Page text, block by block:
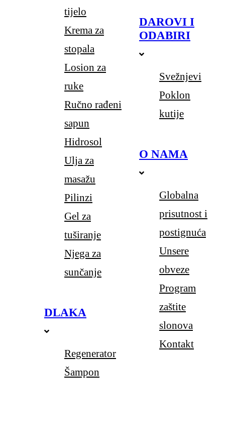
tijelo
Krema za
stopala
Losion za
ruke
Ručno rađeni
sapun
Hidrosol
Ulja za
masažu
Pilinzi
Gel za
tuširanje
Njega za
sunčanje
DLAKA
Regenerator
Šampon
DAROVI I
ODABIRI
Svežnjevi
Poklon
kutije
O NAMA
Globalna
prisutnost i
postignuća
Unsere
obveze
Program
zaštite
slonova
Kontakt